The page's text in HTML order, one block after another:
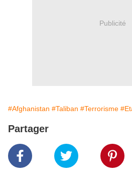
Publicité
#Afghanistan #Taliban #Terrorisme
Partager